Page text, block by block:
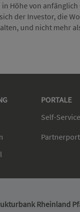
Höhe von
der Investor, die
und nicht mehr
PORTALE
Self-
Rheinland